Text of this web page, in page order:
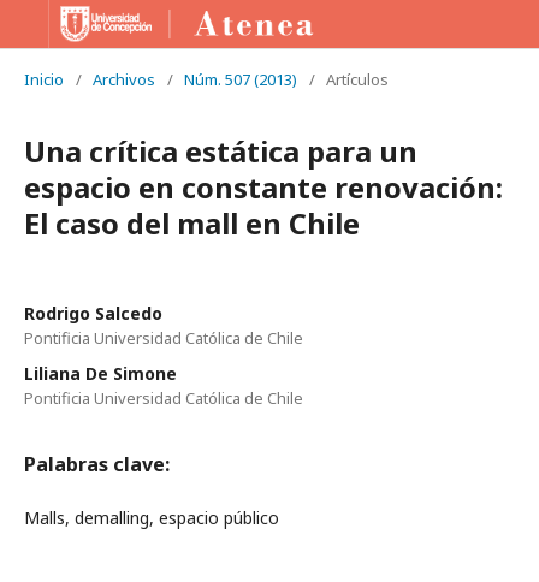
Inicio / Archivos / Núm. 507 (2013) / Artículos
Una crítica estática para un
espacio en constante renovación:
El caso del mall en Chile
Rodrigo Salcedo
Pontificia Universidad Católica de Chile
Liliana De Simone
Pontificia Universidad Católica de Chile
Palabras clave:
Malls, demalling, espacio público